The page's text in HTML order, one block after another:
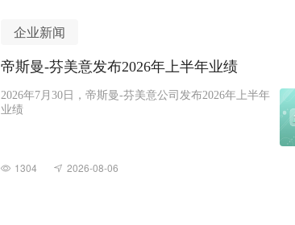
企业新闻
帝斯曼-芬美意发布2026年上半年业绩
2026年7月30日，帝斯曼-芬美意公司发布2026年上半年
业绩
1304 2026-08-06